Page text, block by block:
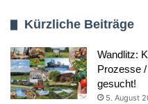
Kürzliche Beiträge
Wandlitz:
Prozesse
gesucht!
5. August